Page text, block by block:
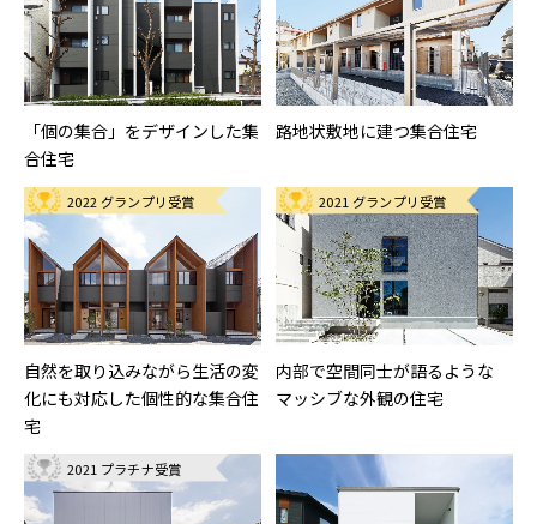
「個の集合」をデザインした集
合住宅
路地状敷地に建つ集合住宅
2022 グランプリ受賞
自然を取り込みながら生活の変
化にも対応した個性的な集合住
宅
2021 グランプリ受賞
内部で空間同士が語るような
マッシブな外観の住宅
2021 プラチナ受賞